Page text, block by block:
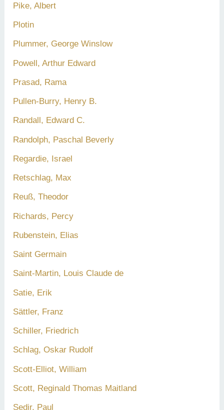
Pike, Albert
Plotin
Plummer, George Winslow
Powell, Arthur Edward
Prasad, Rama
Pullen-Burry, Henry B.
Randall, Edward C.
Randolph, Paschal Beverly
Regardie, Israel
Retschlag, Max
Reuß, Theodor
Richards, Percy
Rubenstein, Elias
Saint Germain
Saint-Martin, Louis Claude de
Satie, Erik
Sättler, Franz
Schiller, Friedrich
Schlag, Oskar Rudolf
Scott-Elliot, William
Scott, Reginald Thomas Maitland
Sedir, Paul